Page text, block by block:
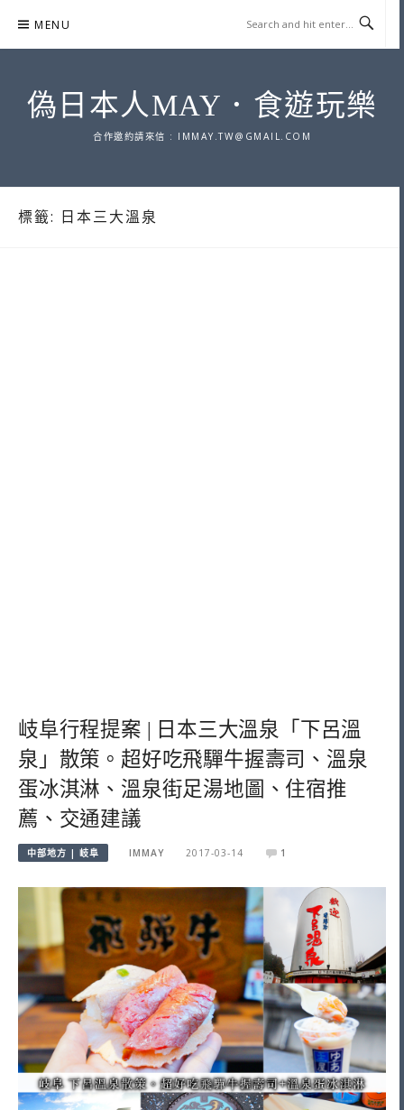
content
MENU
偽日本人MAY．食遊玩樂
合作邀約請來信 : IMMAY.TW@GMAIL.COM
標籤: 日本三大溫泉
岐阜行程提案 | 日本三大溫泉「下呂溫
泉」散策。超好吃飛驒牛握壽司、溫泉
蛋冰淇淋、溫泉街足湯地圖、住宿推
薦、交通建議
中部地方 | 岐阜 IMMAY 2017-03-14 1